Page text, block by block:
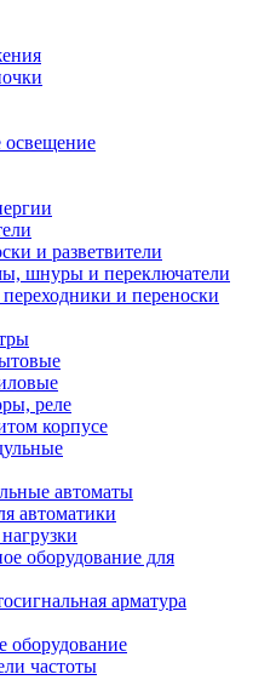
освещение
и разветвители
шнуры и переключатели
переходники и переноски
реле
корпусе
автоматы
автоматики
оборудование для
арматура
оборудование
частоты